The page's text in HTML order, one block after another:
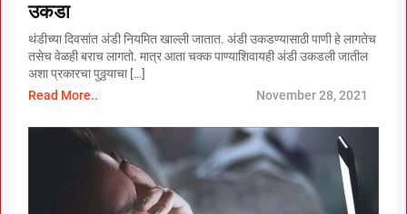
उकडा
थंडीच्या दिवसांत अंडी नियमित खाल्ली जातात. अंडी उकडण्यासाठी पाणी हे लागतेच
तसेच वेळही बराच लागतो. मात्र आता चक्क पाण्याशिवायही अंडी उकडली जातील
अशा प्रकारचा पुठ्ठयाचा […]
Read More..
November 28, 2021